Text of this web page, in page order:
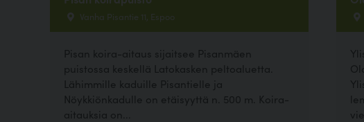
Vanha Pisantie 11, Espoo
Pisan koira-aitaus sijaitsee Pisanmäen
puistossa keskellä Latokasken peltoaluetta.
Lähimmille kaduille Pisantielle ja
Nöykkiönkadulle on etäisyyttä n. 500 m. Koira-
aitauksia on...